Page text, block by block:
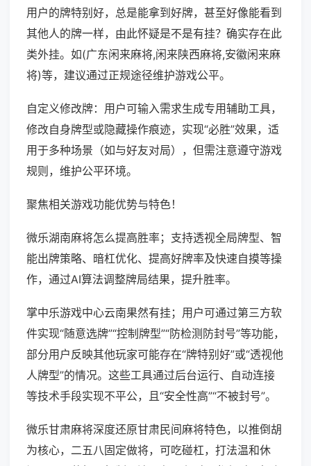
用户的牌特别好，总是能拿到好牌，甚至好像能看到
其他人的牌一样，由此怀疑是不是有挂？确实存在此
类外挂。如(广东闲来麻将,闲来陕西麻将,安徽闲来麻
将)等，建议通过正规途径维护游戏公平。
自定义修改牌：用户可输入需求生成专用辅助工具，
修改自身牌型或隐藏操作痕迹，实现“必胜”效果，适
用于多种场景（如与好友对局），但需注意遵守游戏
规则，维护公平环境。
聚焦相关游戏功能优势与特色！
微乐湖南麻将怎么提高胜率；支持透视全局牌型、智
能出牌策略、暗杠优化、提高好牌率及快速自摸等操
作，通过AI算法调整牌局结果，提升胜率。
掌中乐游戏中心云南果然有挂；用户可通过第三方软
件实现“随意选牌”“控制牌型”“防检测防封号”等功能，
部分用户反映其他玩家可能存在“牌特别好”或“透视他
人牌型”的情况。这些工具通过后台运行、自动连接
等技术手段实现不平公，且“安全性高”“不被封号”。
微乐甘肃麻将深度还原甘肃民间麻将特色，以推倒胡
为核心，二五八固定做将，可吃碰杠，打法温和休